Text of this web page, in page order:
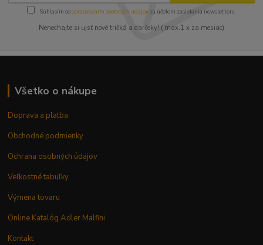
Súhlasím sospracovaním osobných údajov za účelom zasielania newslettera.
Nenechajte si ujsť nové tričká a darčeky! ( max.1 x za mesiac)
Všetko o nákupe
Doprava a platba
Obchodné podmienky
Ochrana osobných údajov
Veľkostné tabuľky
Výmena tovaru
Online Katalóg Adler Malfini
Kontakt